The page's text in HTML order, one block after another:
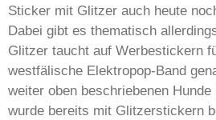
Sticker mit Glitzer auch heute
Dabei gibt es thematisch
Glitzer taucht auf Werbestickern
westfälische Elektropop-Band
weiter oben beschriebenen
wurde bereits mit Glitzerstickern